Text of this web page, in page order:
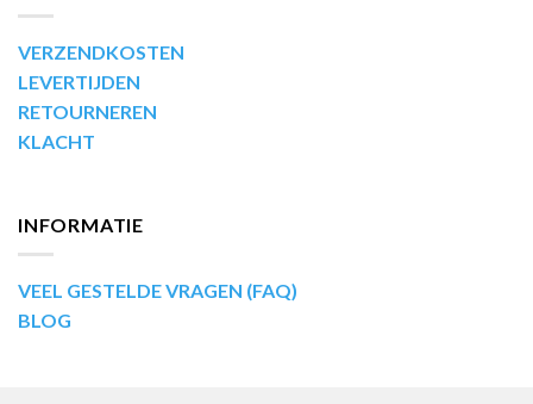
VERZENDKOSTEN
LEVERTIJDEN
RETOURNEREN
KLACHT
INFORMATIE
VEEL GESTELDE VRAGEN (FAQ)
BLOG